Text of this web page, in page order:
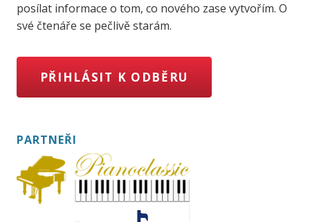
posílat informace o tom, co nového zase vytvořím. O
své čtenáře se pečlivě starám.
PŘIHLÁSIT K ODBĚRU
PARTNEŘI